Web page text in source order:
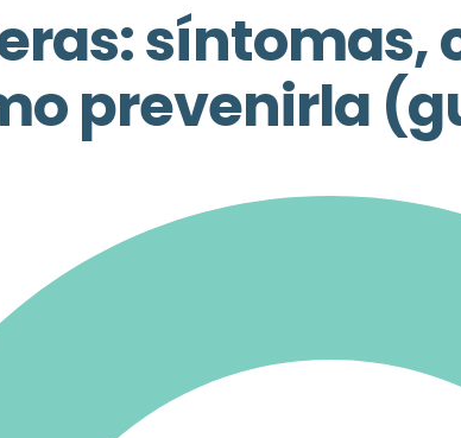
prevenirla